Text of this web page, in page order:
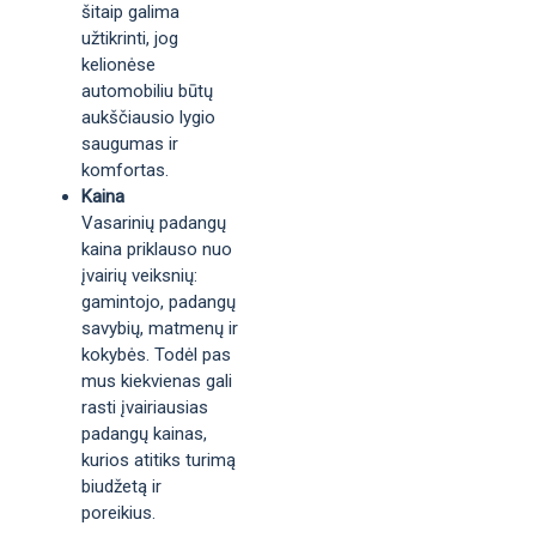
šitaip galima
užtikrinti, jog
kelionėse
automobiliu būtų
aukščiausio lygio
saugumas ir
komfortas.
Kaina
Vasarinių padangų
kaina priklauso nuo
įvairių veiksnių:
gamintojo, padangų
savybių, matmenų ir
kokybės. Todėl pas
mus kiekvienas gali
rasti įvairiausias
padangų kainas,
kurios atitiks turimą
biudžetą ir
poreikius.